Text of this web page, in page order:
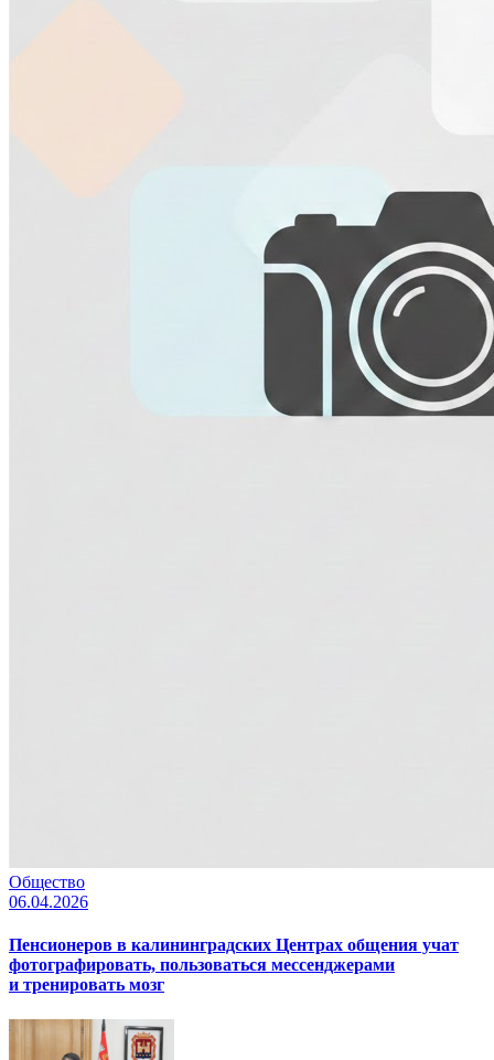
Общество
06.04.2026
Пенсионеров в калининградских Центрах общения учат
фотографировать, пользоваться мессенджерами
и тренировать мозг